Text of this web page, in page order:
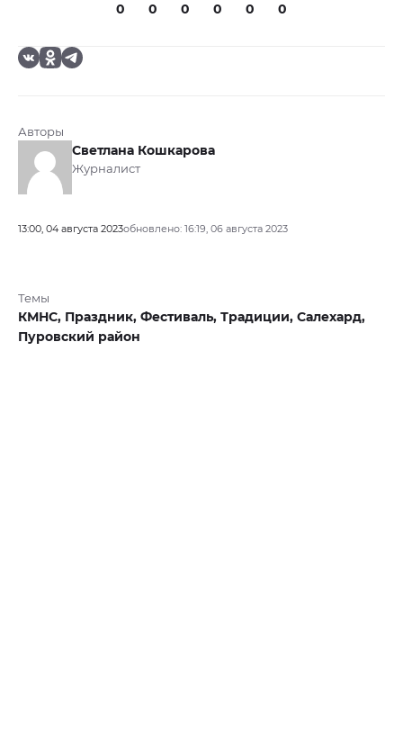
0 0 0 0 0 0
Авторы
Светлана Кошкарова
Журналист
13:00, 04 августа 2023обновлено: 16:19, 06 августа 2023
Темы
КМНС, Праздник, Фестиваль, Традиции, Салехард,
Пуровский район